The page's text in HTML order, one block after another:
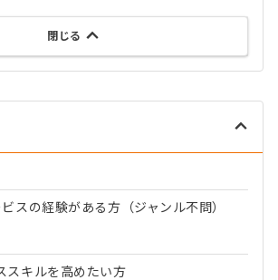
閉じる
スの経験がある方（ジャンル不問）
スキルを高めたい方